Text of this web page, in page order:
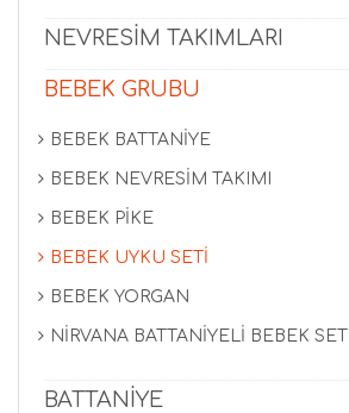
NEVRESİM TAKIMLARI
BEBEK GRUBU
BEBEK BATTANİYE
BEBEK NEVRESİM TAKIMI
BEBEK PİKE
BEBEK UYKU SETİ
BEBEK YORGAN
NİRVANA BATTANİYELİ BEBEK SETİ
BATTANİYE